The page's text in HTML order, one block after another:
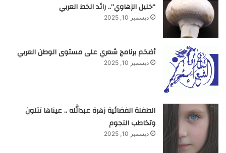
“خليل الزهاوي”.. رائد الخط العربي
ديسمبر 10, 2025
أضخم برنامج شعري على مستوى الوطن العربي
ديسمبر 10, 2025
الطفلة الفضائية زهرة عبدالله .. عيناها تتلون
وتخاطب النجوم
ديسمبر 10, 2025